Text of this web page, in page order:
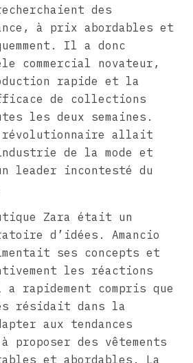
des
à prix abordables et
Il a donc
commercial novateur,
rapide et la
de collections
les deux semaines.
révolutionnaire allait
de la mode et
leader incontesté du
Zara était un
d’idées. Amancio
ses concepts et
les réactions
rapidement compris que
résidait dans la
aux tendances
proposer des vêtements
et abordables. La